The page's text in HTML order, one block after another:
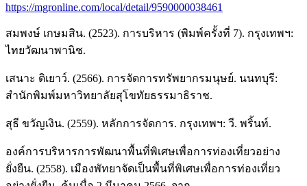
https://mgronline.com/local/detail/9590000038461
สมพงษ์ เกษมสิน. (2523). การบริหาร (พิมพ์ครั้งที่ 7). กรุงเทพฯ:
ไทยวัฒนาพานิช.
เสนาะ ติเยาว์. (2566). การจัดการทรัพยากรมนุษย์. นนทบุรี:
สำนักพิมพ์มหาวิทยาลัยสุโขทัยธรรมาธิราช.
สุธี ขวัญเงิน. (2559). หลักการจัดการ. กรุงเทพฯ: วี. พริ้นท์.
องค์การบริหารการพัฒนาพื้นที่พิเศษเพื่อการท่องเที่ยวอย่าง
ยั่งยืน. (2558). เมืองพัทยาจัดเป็นพื้นที่พิเศษเพื่อการท่องเที่ยว